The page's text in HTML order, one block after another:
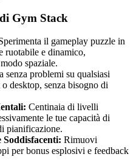
Gym Stack
il gameplay puzzle in
ruotabile e dinamico,
spaziale.
senza problemi su qualsiasi
desktop, senza bisogno di
Centinaia di livelli
le tue capacità di
pianificazione.
Soddisfacenti: Rimuovi
per bonus esplosivi e feedback